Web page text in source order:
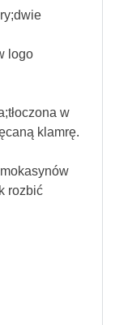
logo
w
klamrę.
rozbić